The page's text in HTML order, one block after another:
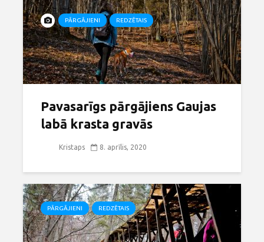
PĀRGĀJIENI REDZĒTAIS
Pavasarīgs pārgājiens Gaujas
labā krasta gravās
Kristaps 8. aprīlis, 2020
PĀRGĀJIENI REDZĒTAIS